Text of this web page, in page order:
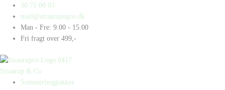
indholdet
30 71 00 03
mail@straarupogco.dk
Man - Fre: 9.00 - 15.00
Fri fragt over 499,-
Straarup & Co
Sommerbogpakker
Products
search
Products
search